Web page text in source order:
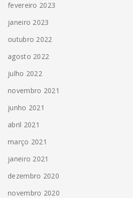
fevereiro 2023
janeiro 2023
outubro 2022
agosto 2022
julho 2022
novembro 2021
junho 2021
abril 2021
março 2021
janeiro 2021
dezembro 2020
novembro 2020